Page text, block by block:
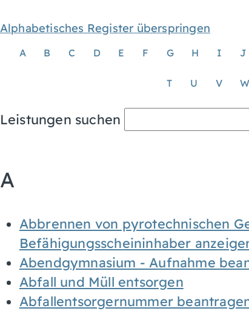
Alphabetisches Register überspringen
A B C D E F G H I J
T U V W
Leistungen suchen
A
Abbrennen von pyrotechnischen
Befähigungsscheininhaber
Abendgymnasium - Aufnahme
Abfall und Müll entsorgen
Abfallentsorgernummer